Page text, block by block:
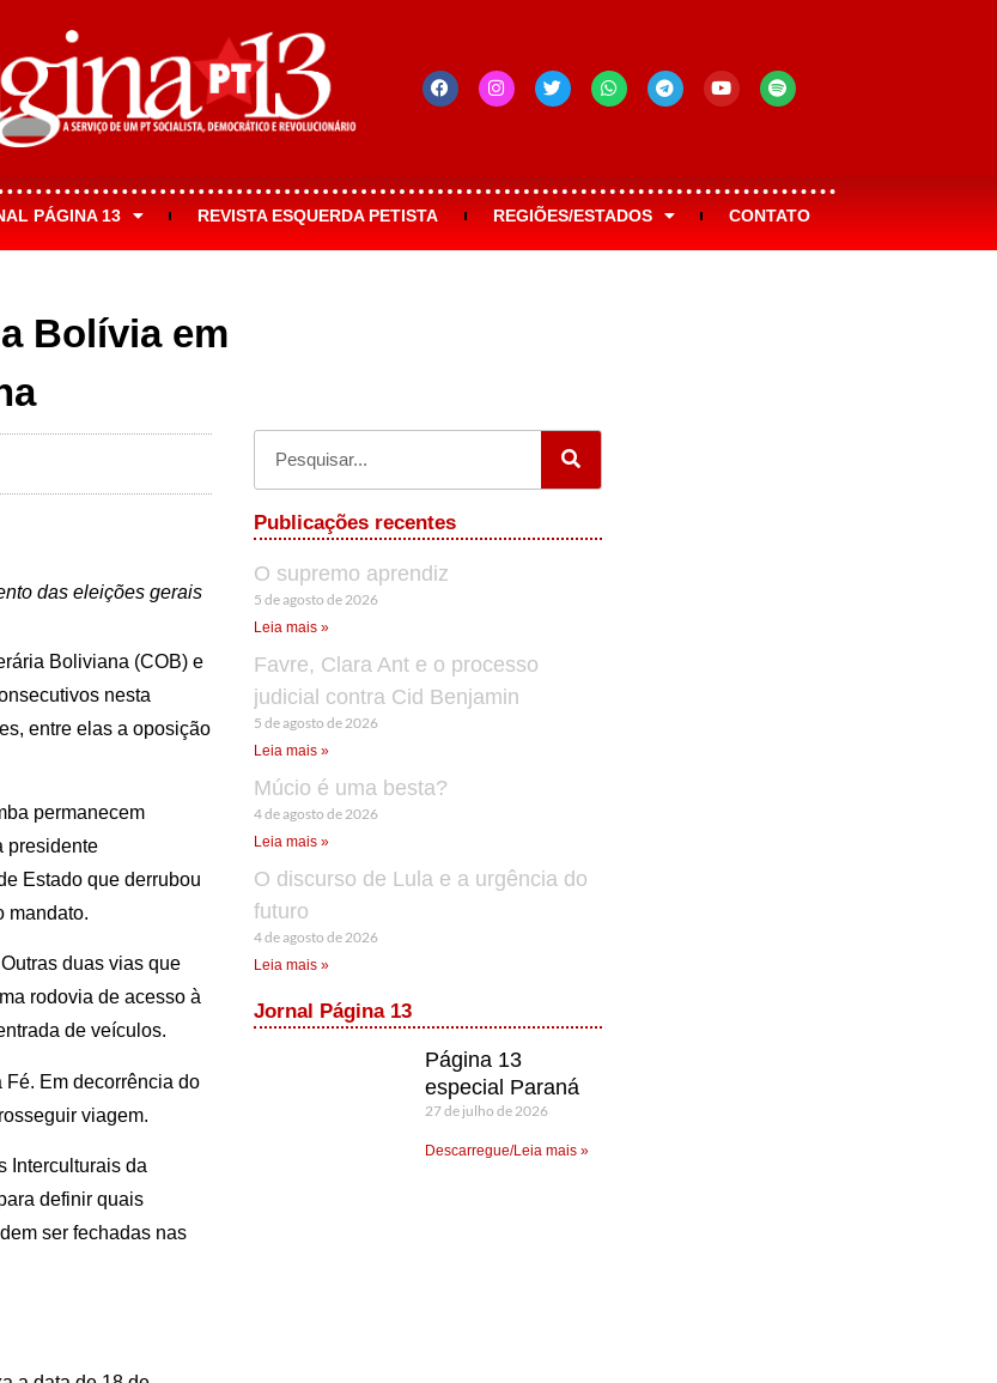
PÁGINA 13 REVISTA ESQUERDA PETISTA REGIÕES/ESTADOS CONTATO
Bolívia em
das eleições gerais
Boliviana (COB) e
nesta
entre elas a oposição
permanecem
presidente
Estado que derrubou
mandato.
duas vias que
rodovia de acesso à
de veículos.
Fé. Em decorrência do
viagem.
Interculturais da
definir quais
ser fechadas nas
Publicações recentes
O supremo aprendiz
5 de agosto de 2026
Leia mais »
Favre, Clara Ant e o processo
judicial contra Cid Benjamin
5 de agosto de 2026
Leia mais »
Múcio é uma besta?
4 de agosto de 2026
Leia mais »
O discurso de Lula e a urgência do
futuro
4 de agosto de 2026
Leia mais »
Jornal Página 13
Página 13
especial Paraná
27 de julho de 2026
Descarregue/Leia mais »